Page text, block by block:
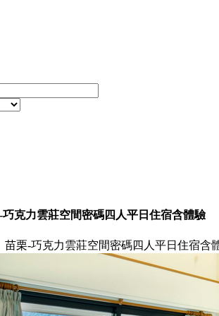
巧克力雲莊空間密碼四人平日住宿含體驗
苗栗-巧克力雲莊空間密碼四人平日住宿含